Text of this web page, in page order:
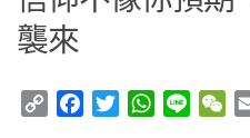
襲來
Copy
Facebook
TwitterWhatsApp
Line